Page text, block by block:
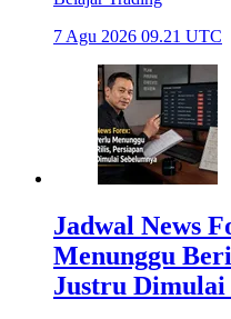
7 Agu 2026 09.21 UTC
Jadwal News
Menunggu
Justru Dimulai